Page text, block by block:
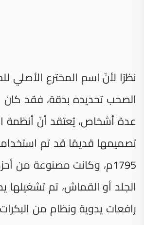
نظرًا لأنّ اسم المخترع الأصلي
الصحب تحديده بدقة، فقد كان
عدة أشخاص، يُعتقد أنّ أنظمة
تصميمها قديمًا قد تم
1795م، وكانت مصنوعة من
الجلد أو القماش، تم تشغيلها
رافعات يدوية ونظام من